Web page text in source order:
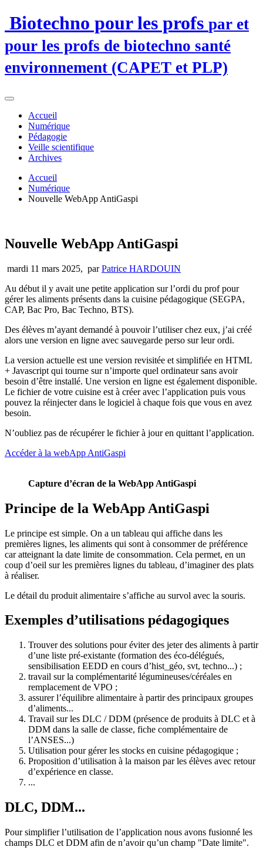
Biotechno pour les profs par et
pour les profs de biotechno santé
environnement (CAPET et PLP)
Accueil
Numérique
Pédagogie
Veille scientifique
Archives
Accueil
Numérique
Nouvelle WebApp AntiGaspi
Nouvelle WebApp AntiGaspi
mardi 11 mars 2025, parPatrice HARDOUIN
Au début il y avait une petite application sur l’ordi du prof pour
gérer les aliments présents dans la cuisine pédagogique (SEGPA,
CAP, Bac Pro, Bac Techno, BTS).
Des élèves m’ayant demandé à pouvoir l’utiliser chez eux, j’ai créé
alors une version en ligne avec sauvegarde perso sur leur ordi.
La version actuelle est une version revisitée et simplifiée en HTML
+ Javascript qui tourne sur n’importe quel ordinateur sans avoir
besoin d’être installé. Une version en ligne est également disponible.
Le fichier de votre cuisine est à créer avec l’application puis vous
pouvez la réinjecter dans le logiciel à chaque fois que vous en avez
besoin.
N’oubliez pas de récupérer le fichier à jour en quittant l’application.
Accéder à la webApp AntiGaspi
Capture d’écran de la WebApp AntiGaspi
Principe de la WebApp AntiGaspi
Le principe est simple. On a un tableau qui affiche dans les
premières lignes, les aliments qui sont à consommer de préférence
car atteignant la date limite de consommation. Cela permet, en un
coup d’oeil sur les premières lignes du tableau, d’imaginer des plats
à réaliser.
Le détail du produit alimentaire s’affiche au survol avec la souris.
Exemples d’utilisations pédagogiques
Trouver des solutions pour éviter des jeter des aliments à partir
d’une liste pré-existante (formation des éco-délégués,
sensibilisation EEDD en cours d’hist_géo, svt, techno...) ;
travail sur la complémentarité légumineuses/céréales en
remplacement de VPO ;
assurer l’équilibre alimentaire à partir des principaux groupes
d’aliments...
Travail sur les DLC / DDM (présence de produits à DLC et à
DDM dans la salle de classe, fiche complémentaire de
l’ANSES...)
Utilisation pour gérer les stocks en cuisine pédagogique ;
Proposition d’utilisation à la maison par les élèves avec retour
d’expérience en classe.
...
DLC, DDM...
Pour simplifier l’utilisation de l’application nous avons fusionné les
champs DLC et DDM afin de n’avoir qu’un champ "Date limite".